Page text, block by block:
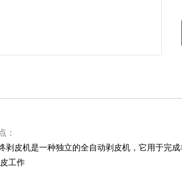
：
剥皮机是一种独立的全自动剥皮机，它用于完
工作